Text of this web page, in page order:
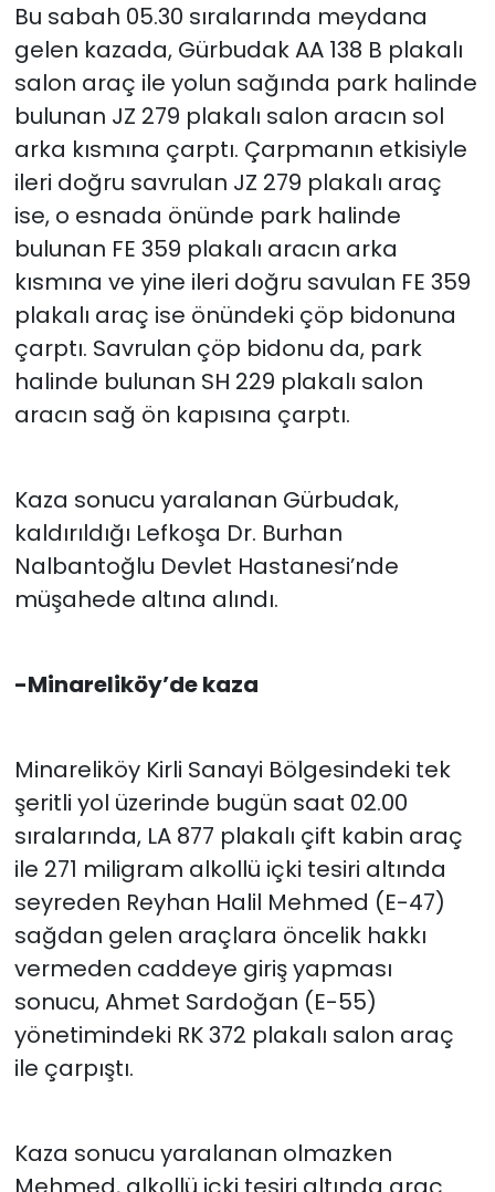
Bu sabah 05.30 sıralarında meydana
gelen kazada, Gürbudak AA 138 B plakalı
salon araç ile yolun sağında park halinde
bulunan JZ 279 plakalı salon aracın sol
arka kısmına çarptı. Çarpmanın etkisiyle
ileri doğru savrulan JZ 279 plakalı araç
ise, o esnada önünde park halinde
bulunan FE 359 plakalı aracın arka
kısmına ve yine ileri doğru savulan FE 359
plakalı araç ise önündeki çöp bidonuna
çarptı. Savrulan çöp bidonu da, park
halinde bulunan SH 229 plakalı salon
aracın sağ ön kapısına çarptı.
Kaza sonucu yaralanan Gürbudak,
kaldırıldığı Lefkoşa Dr. Burhan
Nalbantoğlu Devlet Hastanesi’nde
müşahede altına alındı.
-Minareliköy’de kaza
Minareliköy Kirli Sanayi Bölgesindeki tek
şeritli yol üzerinde bugün saat 02.00
sıralarında, LA 877 plakalı çift kabin araç
ile 271 miligram alkollü içki tesiri altında
seyreden Reyhan Halil Mehmed (E-47)
sağdan gelen araçlara öncelik hakkı
vermeden caddeye giriş yapması
sonucu, Ahmet Sardoğan (E-55)
yönetimindeki RK 372 plakalı salon araç
ile çarpıştı.
Kaza sonucu yaralanan olmazken